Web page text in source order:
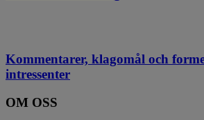
Kommentarer, klagomål och
intressenter
OM OSS